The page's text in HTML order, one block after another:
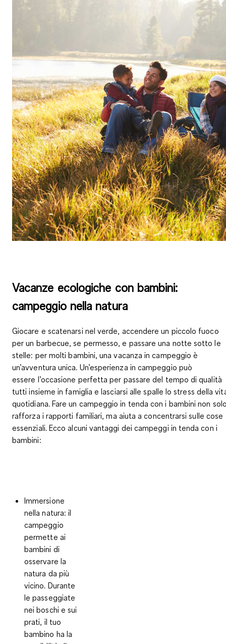
Vacanze ecologiche con bambini:
campeggio nella natura
Giocare e scatenarsi nel verde, accendere un piccolo fuoco
per un barbecue, se permesso, e passare una notte sotto le
stelle: per molti bambini, unavacanza in campeggio è
un’avventura unica. Un’esperienza in campeggio può
essere l’occasione perfetta per passare del tempo di qualità
tutti insieme in famiglia e lasciarsi alle spalle lo stress della
quotidiana. Fare un campeggio in tenda con i bambini non
rafforza i rapporti familiari, ma aiuta a concentrarsi sulle cose
essenziali. Ecco alcuni vantaggi dei campeggi in tenda con i
bambini:
Immersione
nella natura: il
campeggio
permette ai
bambini di
osservare la
natura da più
vicino. Durante
le passeggiate
nei boschi e sui
prati, il tuo
bambino ha la